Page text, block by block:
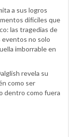
a sus logros
difíciles que
las tragedias de
eventos no solo
imborrable en
revela su
como ser
dentro como fuera